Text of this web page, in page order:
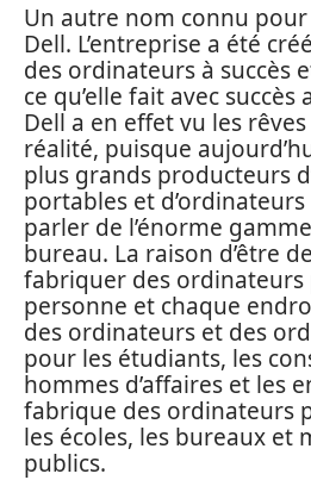
Un autre nom connu
Dell. L’entreprise a été
des ordinateurs à succès
ce qu’elle fait avec succès
Dell a en effet vu les
réalité, puisque
plus grands producteurs
portables et
parler de l’énorme
bureau. La raison d’être
fabriquer des ordinateurs
personne et chaque
des ordinateurs et des
pour les étudiants, les
hommes d’affaires et les
fabrique des ordinateurs
les écoles, les bureaux et
publics.